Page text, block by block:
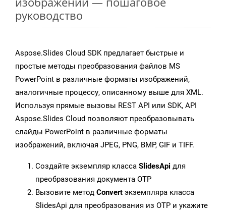
руководство
Aspose.Slides Cloud SDK предлагает быстрые и
простые методы преобразования файлов MS
PowerPoint в различные форматы изображений,
аналогичные процессу, описанному выше для XML.
Используя прямые вызовы REST API или SDK, API
Aspose.Slides Cloud позволяют преобразовывать
слайды PowerPoint в различные форматы
изображений, включая JPEG, PNG, BMP, GIF и TIFF.
Создайте экземпляр класса SlidesApi для
преобразования документа OTP
Вызовите метод Convert экземпляра класса
SlidesApi для преобразования из OTP и укажите